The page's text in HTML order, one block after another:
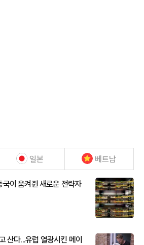
일본 베트남
이 움켜쥔 새로운 전략자
산다...유럽 열광시킨 메이